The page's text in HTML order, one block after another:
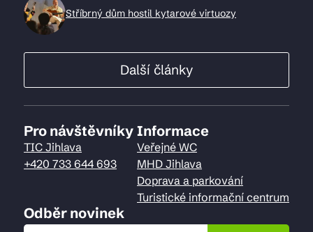
Stříbrný dům hostil kytarové virtuozy
Další články
Pro návštěvníky
TIC Jihlava
+420 733 644 693
Informace
Veřejné WC
MHD Jihlava
Doprava a parkování
Turistické informační centrum
Odběr novinek